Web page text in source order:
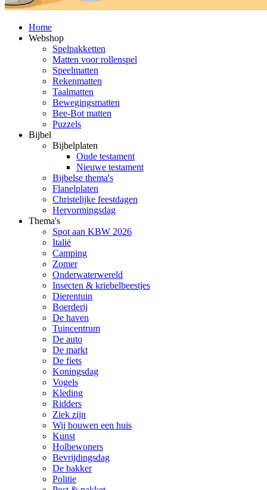
Home
Webshop
Spelpakketten
Matten voor rollenspel
Speelmatten
Rekenmatten
Taalmatten
Bewegingsmatten
Bee-Bot matten
Puzzels
Bijbel
Bijbelplaten
Oude testament
Nieuwe testament
Bijbelse thema's
Flanelplaten
Christelijke feestdagen
Hervormingsdag
Thema's
Spot aan KBW 2026
Italië
Camping
Zomer
Onderwaterwereld
Insecten & kriebelbeestjes
Dierentuin
Boerderij
De haven
Tuincentrum
De auto
De markt
De fiets
Koningsdag
Vogels
Kleding
Ridders
Ziek zijn
Wij bouwen een huis
Kunst
Holbewoners
Bevrijdingsdag
De bakker
Politie